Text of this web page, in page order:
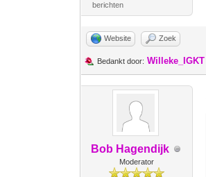
berichten
Website Zoek
Bedankt door: Willeke_IGKT
Bob Hagendijk
Moderator